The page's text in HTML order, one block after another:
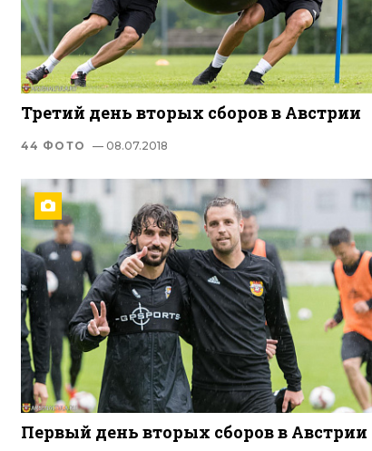
Третий день вторых сборов в Австрии
44 ФОТО — 08.07.2018
Первый день вторых сборов в Австрии